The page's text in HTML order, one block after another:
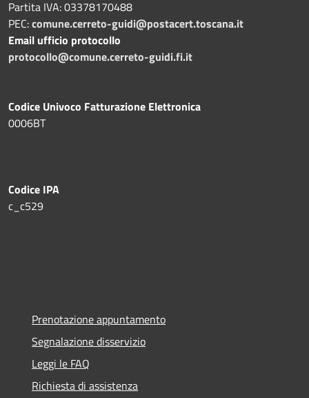
Partita IVA: 03378170488
PEC:comune.cerreto-guidi@postacert.toscana.it
Email ufficio protocollo
protocollo@comune.cerreto-guidi.fi.it
Codice Univoco Fatturazione Elettronica
0006BT
Codice IPA
c_c529
Prenotazione appuntamento
Segnalazione disservizio
Leggi le FAQ
Richiesta di assistenza